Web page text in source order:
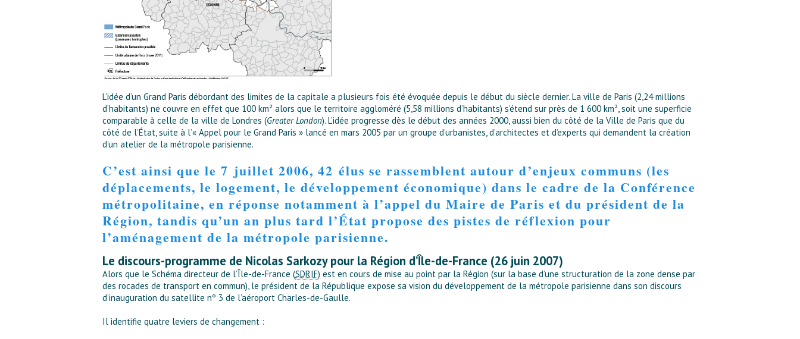
L’idée d’un Grand Paris débordant des limites de la capitale a plusieurs fois été évoquée depuis le début du siècle dernier. La ville de Paris (2,24 millions
d’habitants) ne couvre en effet que 100 km² alors que le territoire aggloméré (5,58 millions d’habitants) s’étend sur près de 1 600 km², soit une superficie
comparable à celle de la ville de Londres (Greater London). L’idée progresse dès le début des années 2000, aussi bien du côté de la Ville de Paris que du
côté de l’État, suite à l’« Appel pour le Grand Paris » lancé en mars 2005 par un groupe d’urbanistes, d’architectes et d’experts qui demandent la création
d’un atelier de la métropole parisienne.
C’est ainsi que le 7 juillet 2006, 42 élus se rassemblent autour d’enjeux communs (les
déplacements, le logement, le développement économique) dans le cadre de la Conférence
métropolitaine, en réponse notamment à l’appel du Maire de Paris et du président de la
Région, tandis qu’un an plus tard l’État propose des pistes de réflexion pour
l’aménagement de la métropole parisienne.
Le discours-programme de Nicolas Sarkozy pour la Région d’Île-de-France (26 juin 2007)
Alors que le Schéma directeur de l’Île-de-France (SDRIF) est en cours de mise au point par la Région (sur la base d’une structuration de la zone dense par
des rocades de transport en commun), le président de la République expose sa vision du développement de la métropole parisienne dans son discours
d’inauguration du satellite nº 3 de l’aéroport Charles-de-Gaulle.
Il identifie quatre leviers de changement :